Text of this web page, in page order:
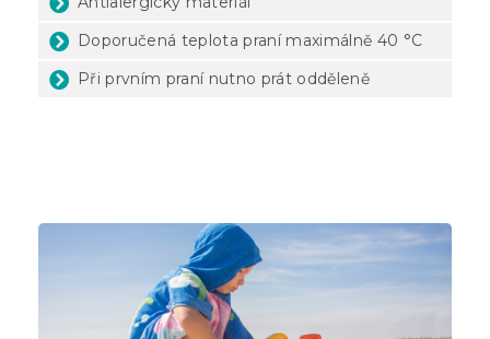
Doporučená teplota praní maximálně 40 °C
Při prvním praní nutno prát odděleně